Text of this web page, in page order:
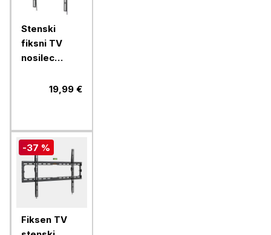
Stenski
fiksni TV
nosilec
MANHATTAN,
tanek
19,99 €
-37 %
Fiksen TV